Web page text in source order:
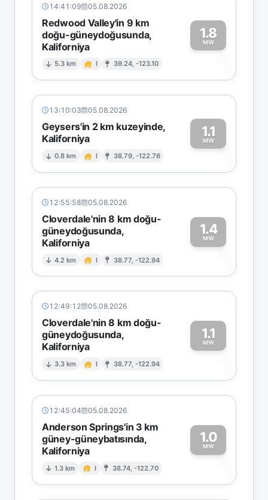
14:41:09 05.08.2026
Redwood Valley'in 9 km
doğu-güneydoğusunda,
Kaliforniya
5.3 km I 39.24, -123.10
1.8
MW
1
13:10:03 05.08.2026
Geysers'in 2 km kuzeyinde,
Kaliforniya
0.8 km I 38.79, -122.76
1.1
MW1
12:55:58 05.08.2026
Cloverdale'nin 8 km doğu-
güneydoğusunda,
Kaliforniya
4.2 km I 38.77, -122.94
1.4
MW
1
12:49:12 05.08.2026
Cloverdale'nin 8 km doğu-
güneydoğusunda,
Kaliforniya
3.3 km I 38.77, -122.94
1.1
MW
1
12:45:04 05.08.2026
Anderson Springs'in 3 km
güney-güneybatısında,
Kaliforniya
1.3 km I 38.74, -122.70
1.0
MW
1